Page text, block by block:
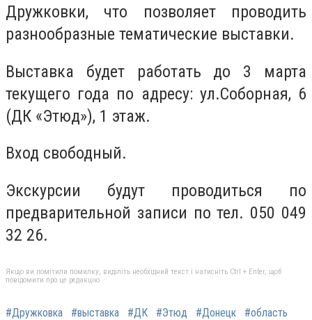
Дружковки, что позволяет проводить
разнообразные тематические выставки.
Выставка будет работать до 3 марта
текущего года по адресу: ул.Соборная, 6
(ДК «Этюд»), 1 этаж.
Вход свободный.
Экскурсии будут проводиться по
предварительной записи по тел. 050 049
32 26.
Якщо ви помітили помилку, виділіть необхідний текст і натисніть Ctrl + Enter, щоб
повідомити про це редакцію
#Дружковка #выставка #ДК #Этюд #Донецк
#область